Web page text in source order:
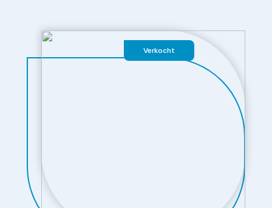
Verkocht